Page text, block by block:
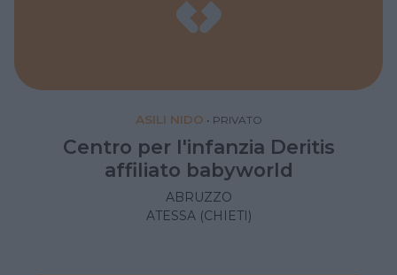
ASILI NIDO • PRIVATO
Centro per l'infanzia Deritis
affiliato babyworld
ABRUZZO
ATESSA (CHIETI)